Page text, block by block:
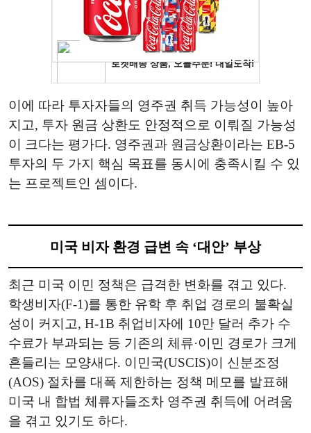
이에 따라 투자자들의 영주권 취득 가능성이 높아
지고, 투자 원금 상환도 안정적으로 이뤄질 가능성
이 크다는 평가다. 영주권과 원금상환이라는 EB-5
투자의 두 가지 핵심 목표를 동시에 충족시킬 수 있
는 프로젝트인 셈이다.
미국 비자 환경 급변 속 ‘대안’ 부상
최근 미국 이민 정책은 급격한 변화를 겪고 있다.
학생비자(F-1)를 통한 유학 후 취업 경로의 불확실
성이 커지고, H-1B 취업비자에 10만 달러 추가 수
수료가 부과되는 등 기존의 체류·이민 경로가 크게
흔들리는 모양새다. 이민국(USCIS)이 신분조정
(AOS) 절차를 대폭 제한하는 정책 메모를 발표해
미국 내 합법 체류자들조차 영주권 취득에 어려움
을 겪고 있기도 하다.